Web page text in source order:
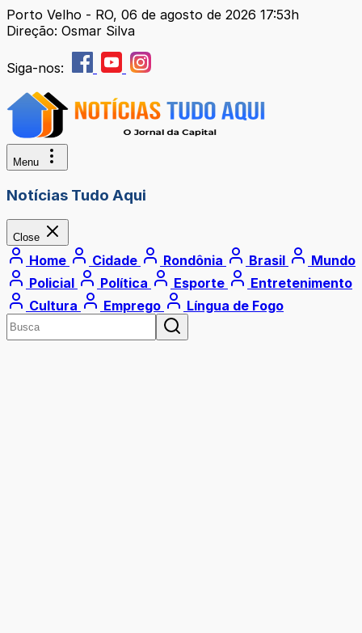
Porto Velho - RO, 06 de agosto de 2026 17:53h
Direção: Osmar Silva
Siga-nos:
Menu
Notícias Tudo Aqui
Close
Home Cidade Rondônia Brasil
Mundo
Policial
Política Esporte
Entretenimento
Cultura
Emprego Língua de Fogo